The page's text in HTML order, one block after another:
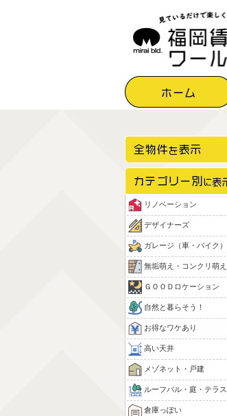
リノベーション
デザイナーズ
ガレージ（車・バイク）
無垢萌え・コンクリ萌え
ＧＯＯＤロケーション
自然と暮らそう！
お得なワケあり
高い天井
メゾネット・戸建
ルーフバル・庭・テラス
倉庫っぽい